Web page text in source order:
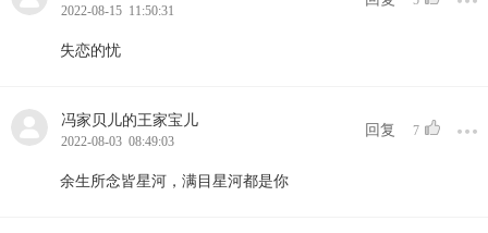
2022-08-15 11:50:31
失恋的忧
冯家贝儿的王家宝儿
2022-08-03 08:49:03
回复 7
余生所念皆星河，满目星河都是你